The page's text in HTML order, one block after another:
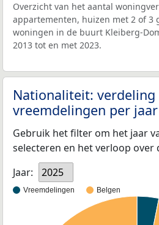
Overzicht van het aantal
appartementen, huizen met 2 of 3
woningen in de buurt Kleiberg-
2013 tot en met 2023.
Nationaliteit: verdeling
vreemdelingen per jaar
Gebruik het filter om het jaar
selecteren en het verloop over
Jaar:
2025
Vreemdelingen Belgen